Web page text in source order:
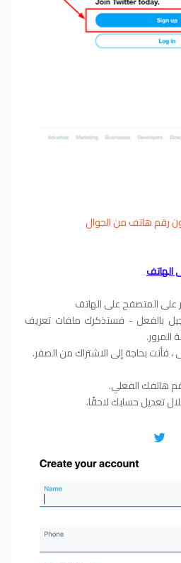
رقم هاتف من الجوال
على المتصفح على الهاتف
بالفعل - فستذكرك ملفات تعريف
المرور.